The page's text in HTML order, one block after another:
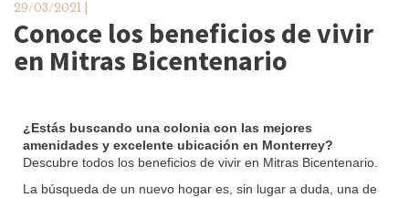
29/03/2021 |
Conoce los beneficios de vivir
en Mitras Bicentenario
¿Estás buscando una colonia con las mejores
amenidades y excelente ubicación en Monterrey?
Descubre todos los beneficios de vivir en Mitras Bicentenario.
La búsqueda de un nuevo hogar es, sin lugar a duda, una de